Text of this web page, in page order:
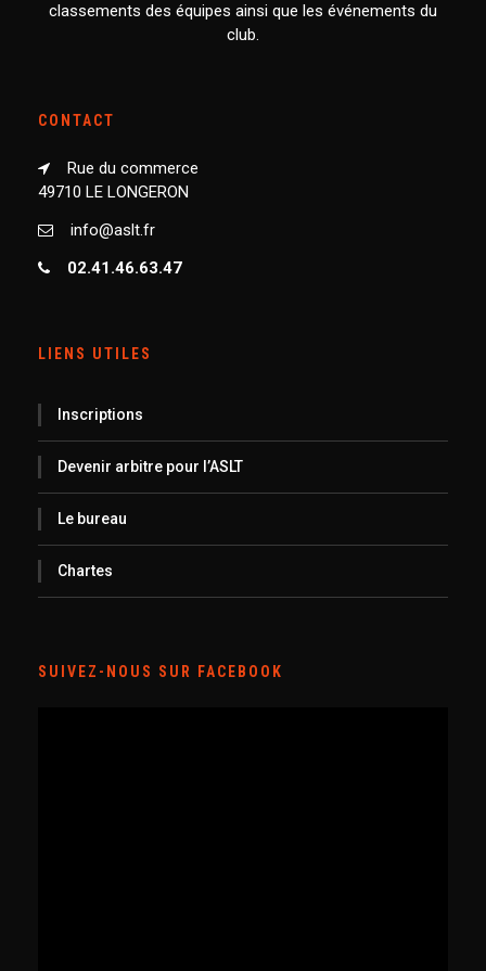
classements des équipes ainsi que les événements du
club.
CONTACT
Rue du commerce
49710 LE LONGERON
info@aslt.fr
02.41.46.63.47
LIENS UTILES
Inscriptions
Devenir arbitre pour l’ASLT
Le bureau
Chartes
SUIVEZ-NOUS SUR FACEBOOK